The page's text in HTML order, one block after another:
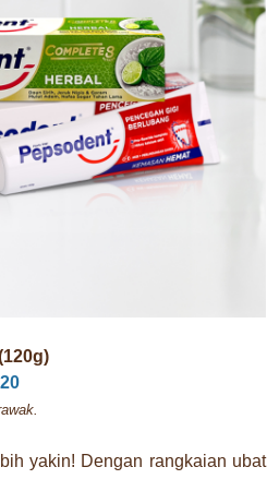
yakin! Dengan rangkaian ubat